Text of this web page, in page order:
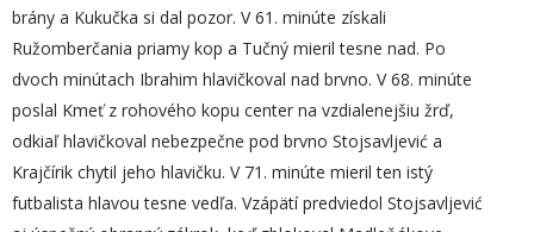
brány a Kukučka si dal pozor. V 61. minúte získali
Ružomberčania priamy kop a Tučný mieril tesne nad. Po
dvoch minútach Ibrahim hlavičkoval nad brvno. V 68. minúte
poslal Kmeť z rohového kopu center na vzdialenejšiu žrď,
odkiaľ hlavičkoval nebezpečne pod brvno Stojsavljević a
Krajčírik chytil jeho hlavičku. V 71. minúte mieril ten istý
futbalista hlavou tesne vedľa. Vzápätí predviedol Stojsavljević